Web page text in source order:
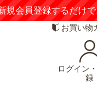
規会員登録するだけで
お買い物
ログイン
録